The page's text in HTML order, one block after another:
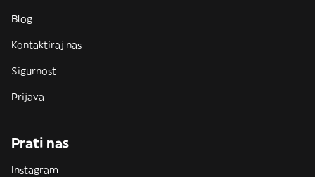
Blog
Kontaktiraj nas
Sigurnost
Prijava
Prati nas
Instagram